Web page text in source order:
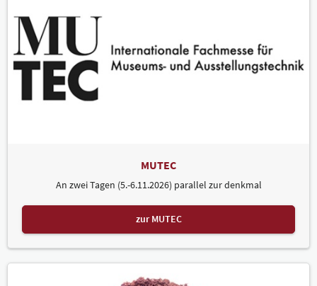
MUTEC
An zwei Tagen (5.-6.11.2026) parallel zur denkmal
zur MUTEC